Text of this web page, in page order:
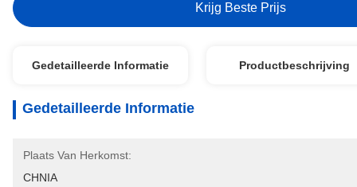
Krijg Beste Prijs
Gedetailleerde Informatie Productbeschrijving
Gedetailleerde Informatie
Plaats Van Herkomst:
CHNIA